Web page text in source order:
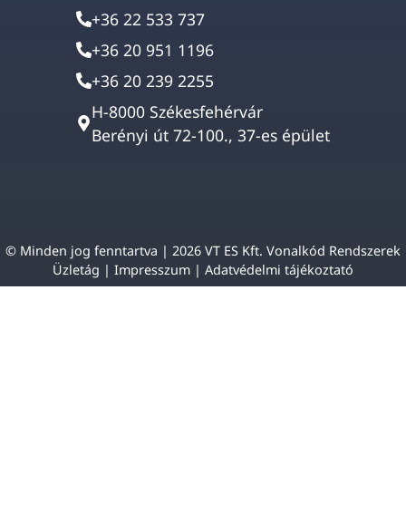
+36 22 533 737
+36 20 951 1196
+36 20 239 2255
H-8000 Székesfehérvár
Berényi út 72-100., 37-es épület
© Minden jog fenntartva | 2026 VT ES Kft. Vonalkód Rendszerek
Üzletág | Impresszum | Adatvédelmi tájékoztató